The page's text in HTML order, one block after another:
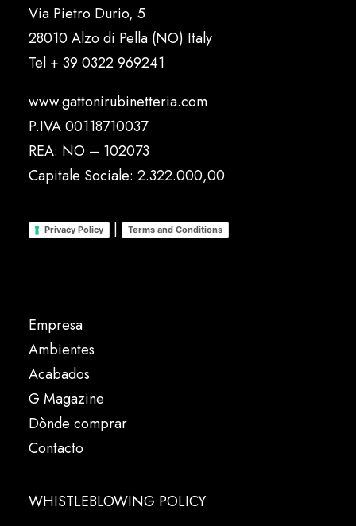
Via Pietro Durio, 5
28010 Alzo di Pella (NO) Italy
Tel + 39 0322 969241
www.gattonirubinetteria.com
P.IVA 00118710037
REA: NO – 102073
Capitale Sociale: 2.322.000,00
Privacy Policy | Terms and Conditions
Empresa
Ambientes
Acabados
G Magazine
Dònde comprar
Contacto
WHISTLEBLOWING POLICY